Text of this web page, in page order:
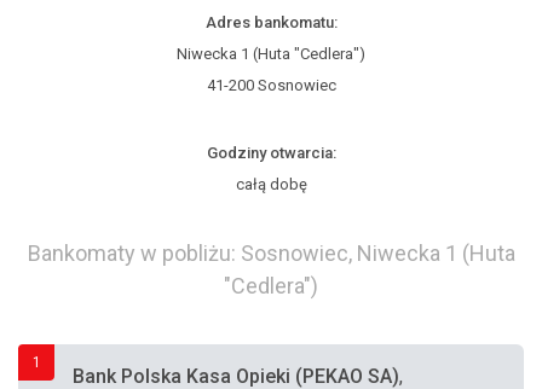
Adres bankomatu:
Niwecka 1 (Huta "Cedlera")
41-200 Sosnowiec
Godziny otwarcia:
całą dobę
Bankomaty w pobliżu: Sosnowiec, Niwecka 1 (Huta
"Cedlera")
1
Bank Polska Kasa Opieki (PEKAO SA),